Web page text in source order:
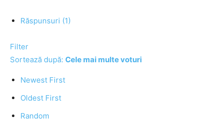
Răspunsuri (1)
Filter
Sortează după: Cele mai multe voturi
Newest First
Oldest First
Random